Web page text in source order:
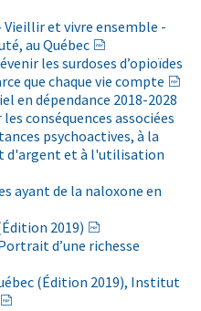
et vivre ensemble -
au Québec
les surdoses d’opioïdes
que chaque vie compte
en dépendance 2018-2028
conséquences associées
psychoactives, à la
d'argent et à l'utilisation
ayant de la naloxone en
2019)
d’une richesse
(Édition 2019), Institut